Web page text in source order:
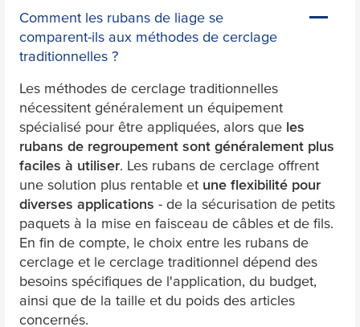
Comment les rubans de liage se
comparent-ils aux méthodes de cerclage
traditionnelles ?
Les méthodes de cerclage traditionnelles
nécessitent généralement un équipement
spécialisé pour être appliquées, alors que les
rubans de regroupement sont généralement plus
faciles à utiliser. Les rubans de cerclage offrent
une solution plus rentable et une flexibilité pour
diverses applications - de la sécurisation de petits
paquets à la mise en faisceau de câbles et de fils.
En fin de compte, le choix entre les rubans de
cerclage et le cerclage traditionnel dépend des
besoins spécifiques de l'application, du budget,
ainsi que de la taille et du poids des articles
concernés.